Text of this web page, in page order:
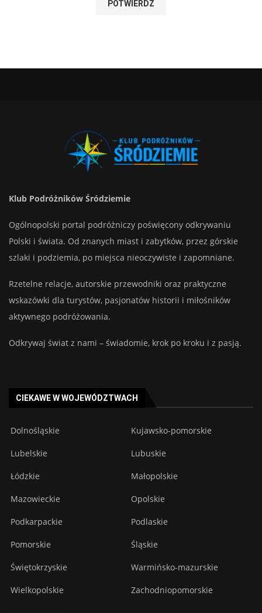
Klub Podróżników Śródziemie
Ogólnopolski portal podróżniczy poświęcony odkrywaniu
Polski i świata. Od znanych miast i zabytków, przez górskie
szlaki i podziemia, po miejsca nieoczywiste i zapomniane.
Rzetelne relacje, autorskie przewodniki oraz praktyczne
wskazówki dla turystów, pasjonatów historii i miłośników
aktywnego podróżowania.
Odkrywaj świat z nami – świadomie, krok po kroku i z pasją.
CIEKAWE W WOJEWÓDZTWACH
Dolnośląskie Kujawsko-pomorskie
Lubelskie Lubuskie
Łódzkie Małopolskie
Mazowieckie Opolskie
Podkarpackie Podlaskie
Pomorskie Śląskie
Świętokrzyskie Warmińsko-mazurskie
Wielkopolskie Zachodniopomorskie